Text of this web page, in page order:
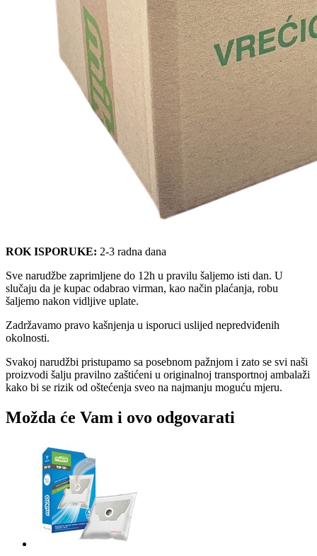
ROK ISPORUKE: 2-3 radna dana
Sve narudžbe zaprimljene do 12h u pravilu šaljemo isti dan. U
slučaju da je kupac odabrao virman, kao način plaćanja, robu
šaljemo nakon vidljive uplate.
Zadržavamo pravo kašnjenja u isporuci uslijed nepredviđenih
okolnosti.
Svakoj narudžbi pristupamo sa posebnom pažnjom i zato se svi naši
proizvodi šalju pravilno zaštićeni u originalnoj transportnoj ambalaži
kako bi se rizik od oštećenja sveo na najmanju moguću mjeru.
Možda će Vam i ovo odgovarati